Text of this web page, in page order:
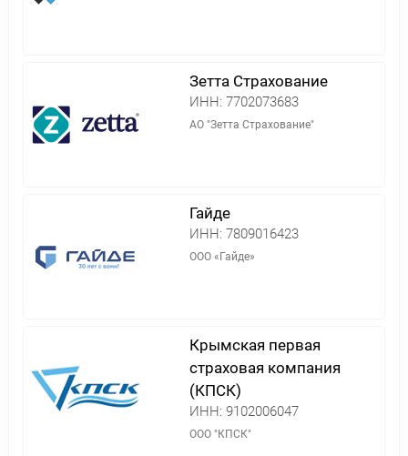
Зетта Страхование
ИНН: 7702073683
АО "Зетта Страхование"
Гайде
ИНН: 7809016423
ООО «Гайде»
Крымская первая
страховая компания
(КПСК)
ИНН: 9102006047
ООО "КПСК"